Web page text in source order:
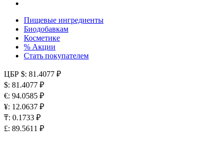
Пищевые ингредиенты
Биодобавкам
Косметике
% Акции
Стать покупателем
ЦБР $: 81.4077 ₽
$: 81.4077 ₽
€: 94.0585 ₽
¥: 12.0637 ₽
₸: 0.1733 ₽
£: 89.5611 ₽